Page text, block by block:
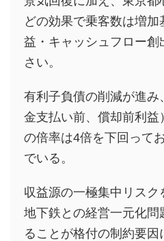
どの効果で乗客数は増加
益・キャッシュフロー
さい。
有利子負債の削減が進
金支払い前、償却前利
の倍率は4倍を下回って
でいる。
収益源の一極集中リス
地下鉄との経営一元化問
ることが格付の制約要因